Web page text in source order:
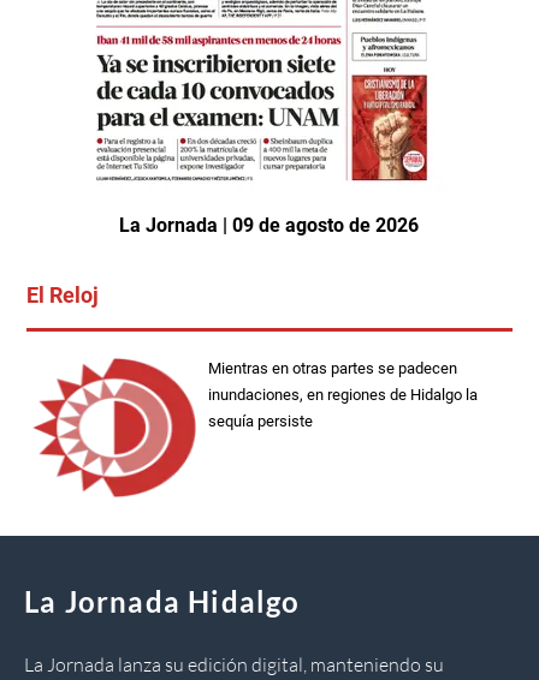
La Jornada | 09 de agosto de 2026
El Reloj
Mientras en otras partes se padecen
inundaciones, en regiones de Hidalgo la
sequía persiste
La Jornada Hidalgo
La Jornada lanza su edición digital, manteniendo su